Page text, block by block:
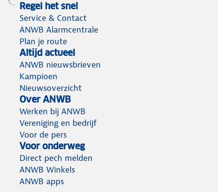
Regel het snel
Service & Contact
ANWB Alarmcentrale
Plan je route
Altijd actueel
ANWB nieuwsbrieven
Kampioen
Nieuwsoverzicht
Over ANWB
Werken bij ANWB
Vereniging en bedrijf
Voor de pers
Voor onderweg
Direct pech melden
ANWB Winkels
ANWB apps